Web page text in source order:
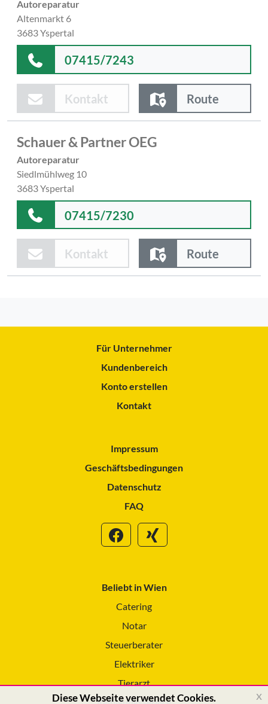
Autoreparatur
Altenmarkt 6
3683 Yspertal
07415/7243
Kontakt Route
Schauer & Partner OEG
Autoreparatur
Siedlmühlweg 10
3683 Yspertal
07415/7230
Kontakt Route
Für Unternehmer
Kundenbereich
Konto erstellen
Kontakt
Impressum
Geschäftsbedingungen
Datenschutz
FAQ
Beliebt in Wien
Catering
Notar
Steuerberater
Elektriker
Tierarzt
Diese Webseite verwendet Cookies. x